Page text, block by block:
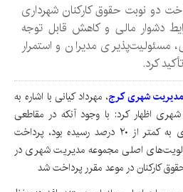
دو نوبت حقوق کارکنان شهرداری
دشوار مالی و کاهش قابل توجه
مسئولیت‌پذیری مدیران و استمرار
کرد.
مدیریت شهری کرج، مهرداد کیانی با اشاره به
اظهار کرد: با وجود آنکه در مقاطعی
میزان تحقق درآمدهای شهرداری به کمتر از ۲۰ درصد رسیده بود، پرداخت
اصلی مجموعه مدیریت شهری در
کارکنان در موعد مقرر پرداخت شد